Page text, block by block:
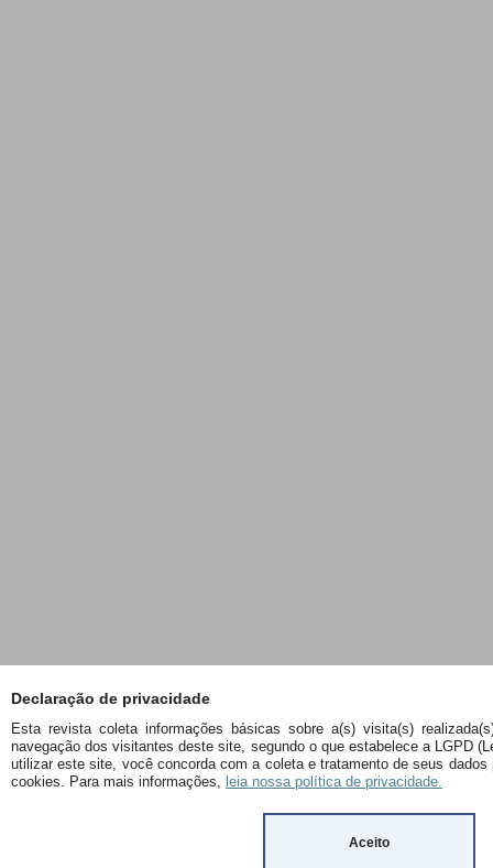
Declaração de privacidade
Esta revista coleta informações básicas sobre a(s) visita(s)
navegação dos visitantes deste site, segundo o que estabelece a LGPD
utilizar este site, você concorda com a coleta e tratamento de seus
cookies. Para mais informações, leia nossa política de privacidade.
Aceito